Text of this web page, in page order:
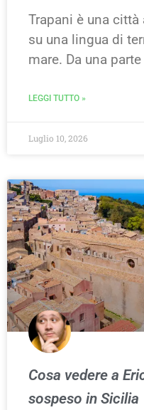
Trapani è una
su una lingua di
mare. Da una
LEGGI TUTTO »
Luglio 10, 2026
Cosa vedere a
sospeso in Sicilia